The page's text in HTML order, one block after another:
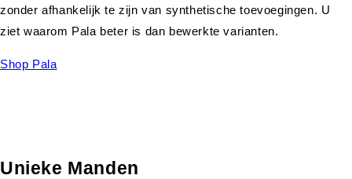
zonder afhankelijk te zijn van synthetische toevoegingen. U
ziet waarom Pala beter is dan bewerkte varianten.
Shop Pala
Unieke Manden